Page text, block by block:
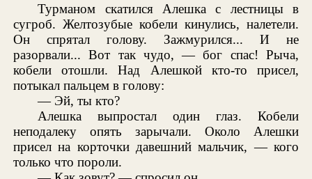
Турманом скатился Алешка с лестницы в
сугроб. Желтозубые кобели кинулись, налетели.
Он спрятал голову. Зажмурился... И не
разорвали... Вот так чудо, — бог спас! Рыча,
кобели отошли. Над Алешкой кто-то присел,
потыкал пальцем в голову:
— Эй, ты кто?
Алешка выпростал один глаз. Кобели
неподалеку опять зарычали. Около Алешки
присел на корточки давешний мальчик, — кого
только что пороли.